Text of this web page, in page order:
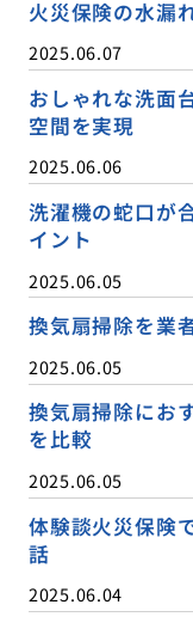
火災保険の水漏
2025.06.07
おしゃれな洗面
空間を実現
2025.06.06
洗濯機の蛇口が
イント
2025.06.05
換気扇掃除を業
2025.06.05
換気扇掃除にお
を比較
2025.06.05
体験談火災保険
話
2025.06.04